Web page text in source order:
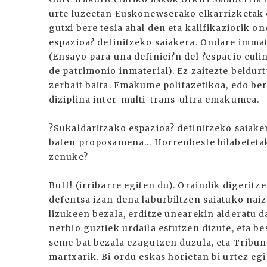
urte luzeetan Euskonewserako
gutxi bere tesia ahal den eta kalifikaziorik
espazioa? definitzeko saiakera. Ondare
(Ensayo para una definici?n del ?espacio
de patrimonio inmaterial). Ez zaitezte
zerbait baita. Emakume polifazetikoa, edo
diziplina inter-multi-trans-ultra emakumea.
?Sukaldaritzako espazioa? definitzeko
baten proposamena... Horrenbeste
zenuke?
Buff! (irribarre egiten du). Oraindik
defentsa izan dena laburbiltzen saiatuko
lizukeen bezala, erditze unearekin alderatu
nerbio guztiek urdaila estutzen dizute, eta
seme bat bezala ezagutzen duzula, eta
martxarik. Bi ordu eskas horietan bi urtez